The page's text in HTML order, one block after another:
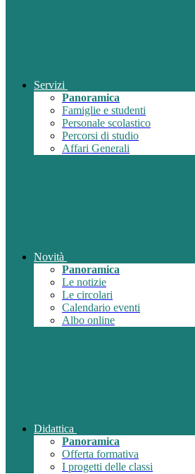
Servizi
Panoramica
Famiglie e studenti
Personale scolastico
Percorsi di studio
Affari Generali
Novità
Panoramica
Le notizie
Le circolari
Calendario eventi
Albo online
Didattica
Panoramica
Offerta formativa
I progetti delle classi